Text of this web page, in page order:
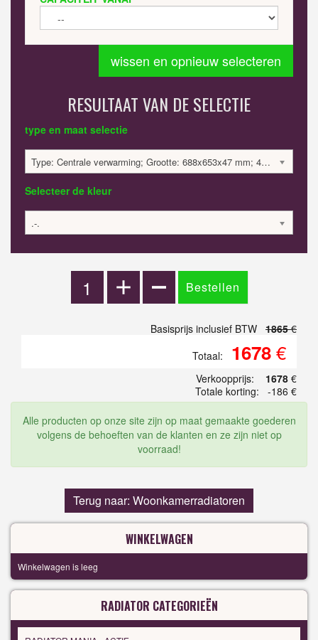
wissen en opnieuw selecteren
RESULTAAT VAN DE SELECTIE
type en maat selectie
Type: Centrale verwarming; Grootte: 688x653x47 mm; 434 Watt:; 1865.42 €
Selecteer de kleur
.-.
Basisprijs inclusief BTW 1865€
Totaal:
1678€
Verkoopprijs: 1678 €
Totale korting:
-186 €
Alle producten op onze site zijn op maat gemaakte goederen
volgens de behoeften van de klanten en ze zijn niet op
voorraad!
Terug naar: Woonkamerradiatoren
WINKELWAGEN
Winkelwagen is leeg
RADIATOR CATEGORIEËN